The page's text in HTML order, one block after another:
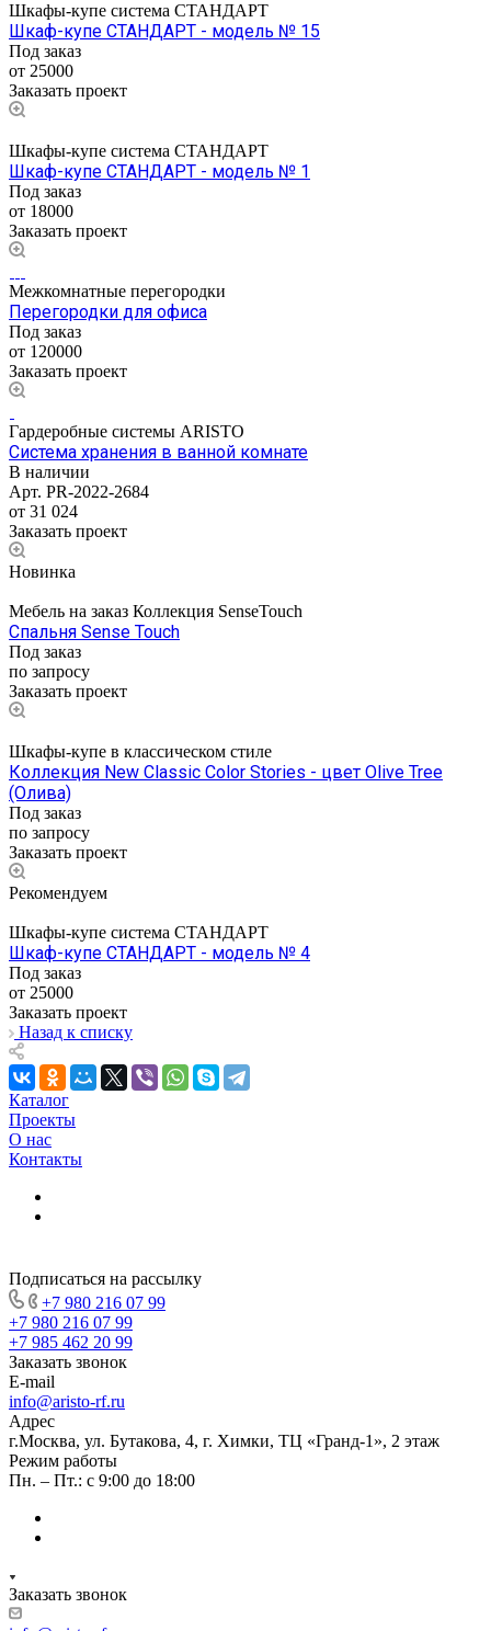
Шкафы-купе система СТАНДАРТ
Шкаф-купе СТАНДАРТ - модель № 15
Под заказ
от 25000
Заказать проект
Шкафы-купе система СТАНДАРТ
Шкаф-купе СТАНДАРТ - модель № 1
Под заказ
от 18000
Заказать проект
Межкомнатные перегородки
Перегородки для офиса
Под заказ
от 120000
Заказать проект
Гардеробные системы ARISTO
Система хранения в ванной комнате
В наличии
Арт. PR-2022-2684
от 31 024
Заказать проект
Новинка
Мебель на заказ Коллекция SenseTouch
Спальня Sense Touch
Под заказ
по запросу
Заказать проект
Шкафы-купе в классическом стиле
Коллекция New Classic Color Stories - цвет Olive Tree
(Олива)
Под заказ
по запросу
Заказать проект
Рекомендуем
Шкафы-купе система СТАНДАРТ
Шкаф-купе СТАНДАРТ - модель № 4
Под заказ
от 25000
Заказать проект
Назад к списку
Каталог
Проекты
О нас
Контакты
Подписаться на рассылку
+7 980 216 07 99
+7 980 216 07 99
+7 985 462 20 99
Заказать звонок
E-mail
info@aristo-rf.ru
Адрес
г.Москва, ул. Бутакова, 4, г. Химки, ТЦ «Гранд-1», 2 этаж
Режим работы
Пн. – Пт.: с 9:00 до 18:00
Заказать звонок